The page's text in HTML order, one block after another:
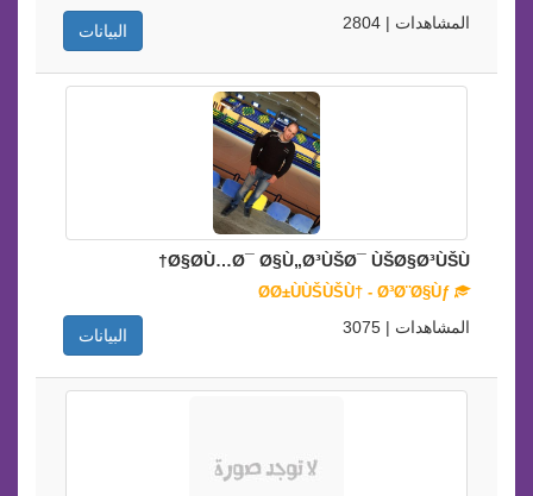
البيانات المشاهدات | 2804
Ø§Ø­Ù…Ø¯ Ø§Ù„Ø³ÙŠØ¯ ÙŠØ§Ø³ÙŠÙ†
البيانات المشاهدات | 3075